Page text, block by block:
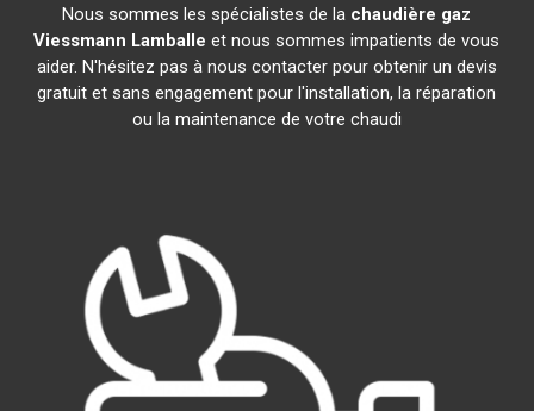
Nous sommes les spécialistes de la chaudière gaz
Viessmann Lamballe et nous sommes impatients de vous
aider. N'hésitez pas à nous contacter pour obtenir un devis
gratuit et sans engagement pour l'installation, la réparation
ou la maintenance de votre chaudi